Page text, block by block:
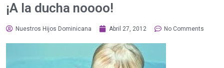
¡A la ducha noooo!
Nuestros Hijos Dominicana Abril 27, 2012 No Comments